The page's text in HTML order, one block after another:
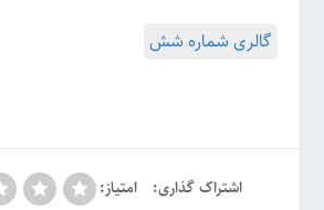
گالری شماره شش
اشتراک گذاری: امتیاز: